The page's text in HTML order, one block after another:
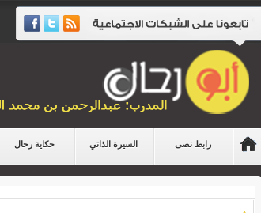
رابط نصى السيرة الذاتي حكاية رحال